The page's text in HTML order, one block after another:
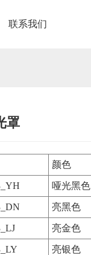
联系我们
罩
颜色
哑光黑色
亮黑色
亮金色
亮银色